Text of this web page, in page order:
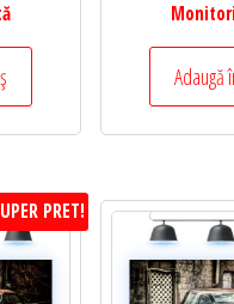
Adaugă
PRET!